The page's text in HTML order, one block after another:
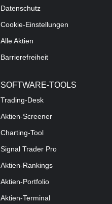
Datenschutz
Cookie-Einstellungen
Alle Aktien
Barrierefreiheit
SOFTWARE-TOOLS
Trading-Desk
Aktien-Screener
Charting-Tool
Signal Trader Pro
Aktien-Rankings
Aktien-Portfolio
Aktien-Terminal